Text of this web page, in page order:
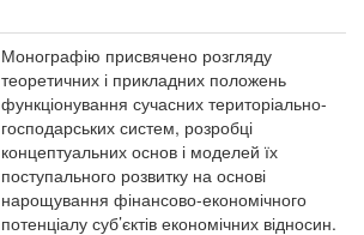
Монографію присвячено розгляду
теоретичних і прикладних положень
функціонування сучасних територіально-
господарських систем, розробці
концептуальних основ і моделей їх
поступального розвитку на основі
нарощування фінансово-економічного
потенціалу суб’єктів економічних відносин.